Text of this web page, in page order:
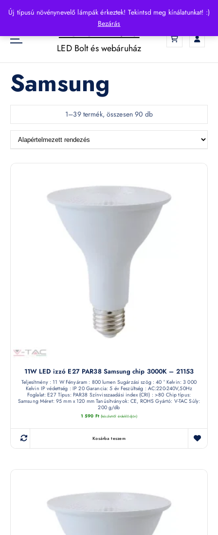
Új típusú növénynevelő lámpák érkeztek! Tekintsd meg kínálatunkat! :)
Bezárás
p
o
HelloLED.hu
LED Bolt és webáruház
Samsung
1–39 termék, összesen 90 db
11W LED izzó E27 PAR38 Samsung chip 3000K – 21153
Teljesítmény : 11 W Fényáram : 800 lumen Sugárzási szög : 40 ° Kelvin: 3 000
Kelvin IP védettség : IP 20 Garancia: 5 év Feszültség : AC:220-240V,50Hz
Foglalat: E27 Típus: PAR38 Színvisszaadási index (CRI) : >80 Chip típus:
Samsung Méret: 95 mm x 120 mm Tanúsítványok: CE, ROHS Gyártó: V-TAC Súly:
200 g/db
1 590 Ft (készletről érdeklődjön)
Kosárba teszem